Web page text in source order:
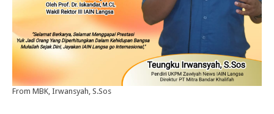
From MBK, Irwansyah, S.Sos